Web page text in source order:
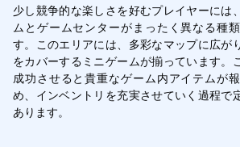
少し競争的な楽しさを好むプレイヤーには
ムとゲームセンターがまったく異なる種
す。このエリアには、多彩なマップに広が
をカバーするミニゲームが揃っています。
成功させると貴重なゲーム内アイテムが
め、インベントリを充実させていく過程で
あります。